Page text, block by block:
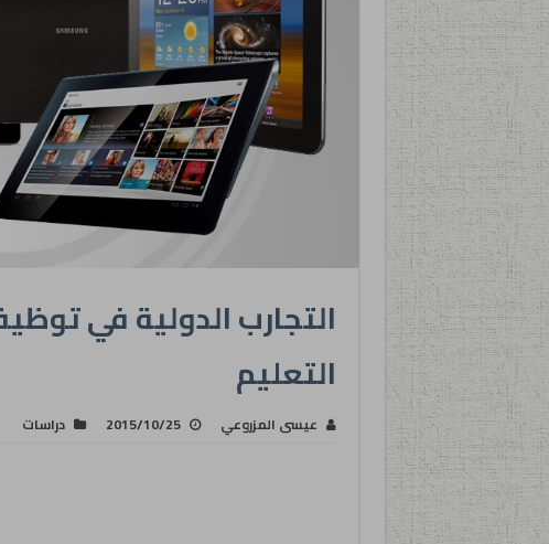
التجارب الدولية في
التعليم
عيسى المزروعي 2015/10/25 دراسات